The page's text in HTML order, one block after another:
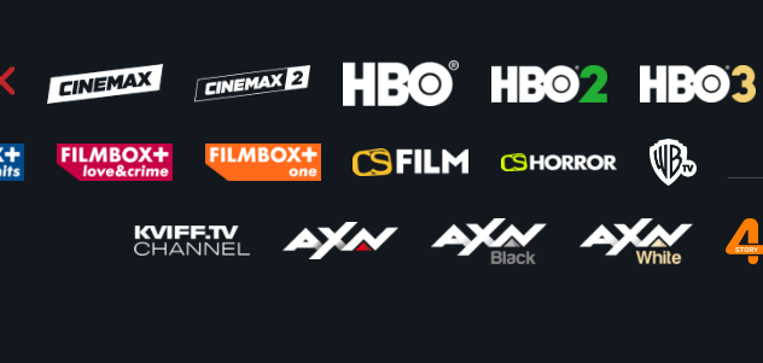
Aun začátek z konec všeho
Sylvanian Families ve filmu:
Dárek od Freyi